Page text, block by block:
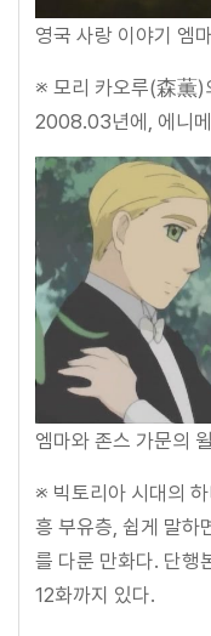
영국 사랑 이야기 엠
※ 모리 카오루(森薫)
2008.03년에, 에니
엠마와 존스 가문의
※ 빅토리아 시대의
흥 부유층, 쉽게 말하
를 다룬 만화다. 단행
12화까지 있다.